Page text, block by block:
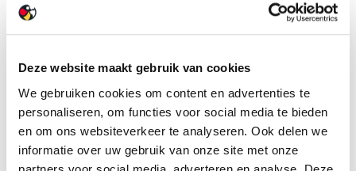
Deze website maakt gebruik van cookies
We gebruiken cookies om content en advertenties te
personaliseren, om functies voor social media te bieden
en om ons websiteverkeer te analyseren. Ook delen we
informatie over uw gebruik van onze site met onze